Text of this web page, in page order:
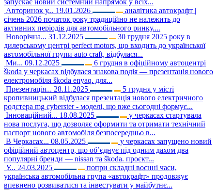
запускає новий системний напрямок у всіх...
Авторинок у... 19.01.2026
аналітика автокрафт |
січень 2026 початок року традиційно не належить до
активних періодів для автомобільного ринку....
Новорічна... 31.12.2025
30 грудня 2025 року в
дилерському центрі perfect motors, що входить до української
автомобільної групи auto craft, відбулася...
Ми... 09.12.2025
6 грудня в офіційному автоцентрі
škoda у черкасах відбулася знакова подія — презентація нового
електромобіля škoda enyaq. для...
Презентація... 28.11.2025
5 грудня у місті
кропивницький відбулася презентація нового електричного
родстера mg cyberster - моделі, що вже сьогодні формує...
Інноваційний... 18.08.2025
у черкасах стартувала
нова послуга, що дозволяє оформити та отримати технічний
паспорт нового автомобіля безпосередньо в...
В Черкасах... 08.05.2025
у черкасах запущено новий
офіційний автоцентр, що об’єднує під одним дахом два
популярні бренди — nissan та škoda. проєкт...
У... 24.03.2025
попри складні воєнні часи,
українська автомобільна група «автокрафт» продовжує
впевнено розвиватися та інвестувати у майбутнє...